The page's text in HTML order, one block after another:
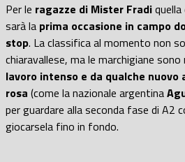
Per le ragazze di Mister Fradi
sarà la prima occasione in campo
stop. La classifica al momento non
chiaravallese, ma le marchigiane sono
lavoro intenso e da qualche
rosa (come la nazionale argentina
per guardare alla seconda fase di A2
giocarsela fino in fondo.